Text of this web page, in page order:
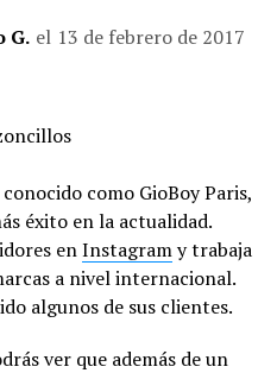
G. el 13 de febrero de 2017
como GioBoy Paris,
éxito en la actualidad.
enInstagramy trabaja
a nivel internacional.
algunos de sus clientes.
ver que además de un